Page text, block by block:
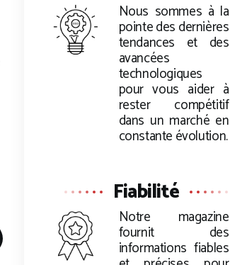
Nous sommes à la
pointe des dernières
tendances et des
avancées
technologiques
pour vous aider à
rester compétitif
dans un marché en
constante évolution.
Fiabilité
Notre magazine
fournit des
informations fiables